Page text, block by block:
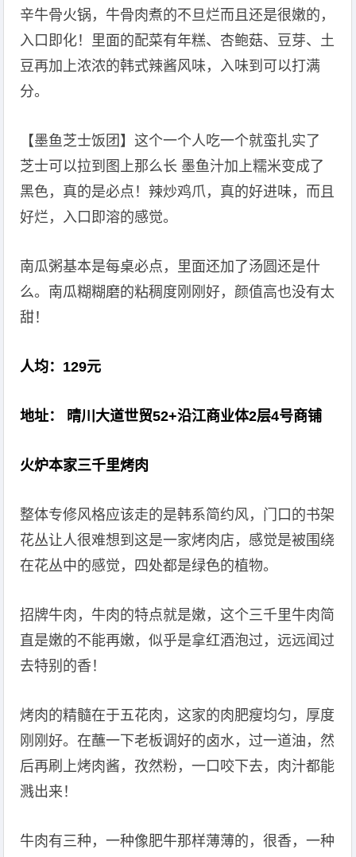
辛牛骨火锅，牛骨肉煮的不旦烂而且还是很嫩的，
入口即化！里面的配菜有年糕、杏鲍菇、豆芽、土
豆再加上浓浓的韩式辣酱风味，入味到可以打满
分。
【墨鱼芝士饭团】这个一个人吃一个就蛮扎实了
芝士可以拉到图上那么长 墨鱼汁加上糯米变成了
黑色，真的是必点！辣炒鸡爪，真的好进味，而且
好烂，入口即溶的感觉。
南瓜粥基本是每桌必点，里面还加了汤圆还是什
么。南瓜糊糊磨的粘稠度刚刚好，颜值高也没有太
甜！
人均：129元
地址： 晴川大道世贸52+沿江商业体2层4号商铺
火炉本家三千里烤肉
整体专修风格应该走的是韩系简约风，门口的书架
花丛让人很难想到这是一家烤肉店，感觉是被围绕
在花丛中的感觉，四处都是绿色的植物。
招牌牛肉，牛肉的特点就是嫩，这个三千里牛肉简
直是嫩的不能再嫩，似乎是拿红酒泡过，远远闻过
去特别的香！
烤肉的精髓在于五花肉，这家的肉肥瘦均匀，厚度
刚刚好。在蘸一下老板调好的卤水，过一道油，然
后再刷上烤肉酱，孜然粉，一口咬下去，肉汁都能
溅出来！
牛肉有三种，一种像肥牛那样薄薄的，很香，一种